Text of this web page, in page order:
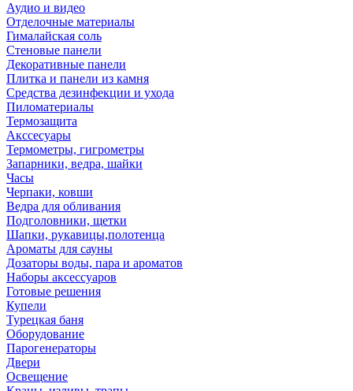
Аудио и видео
Отделочные материалы
Гималайская соль
Стеновые панели
Декоративные панели
Плитка и панели из камня
Средства дезинфекции и ухода
Пиломатериалы
Термозащита
Аксcесуары
Термометры, гигрометры
Запарники, ведра, шайки
Часы
Черпаки, ковши
Ведра для обливания
Подголовники, щетки
Шапки, рукавицы,полотенца
Ароматы для сауны
Дозаторы воды, пара и ароматов
Наборы аксессуаров
Готовые решения
Купели
Турецкая баня
Оборудование
Парогенераторы
Двери
Освещение